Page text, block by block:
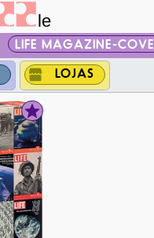
LIFE MAGAZINE-
LOJAS